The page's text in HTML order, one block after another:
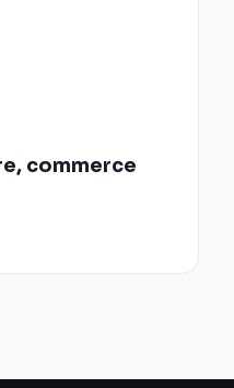
commerce